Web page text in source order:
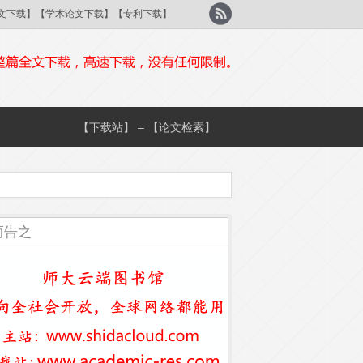
载】【学术论文下载】【专利下载】
【下载站】 – 【论文检索】
之